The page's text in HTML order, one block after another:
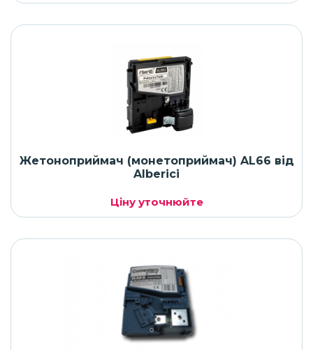
Жетоноприймач (монетоприймач) AL66 від
Alberici
Ціну уточнюйте